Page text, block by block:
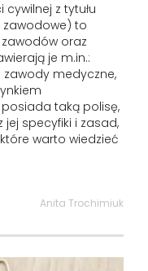
z tytułu
zawodowe) to
oraz
je m.in.:
zawody medyczne,
taką polisę,
specyfiki i zasad,
warto wiedzieć
Anita Trochimiuk